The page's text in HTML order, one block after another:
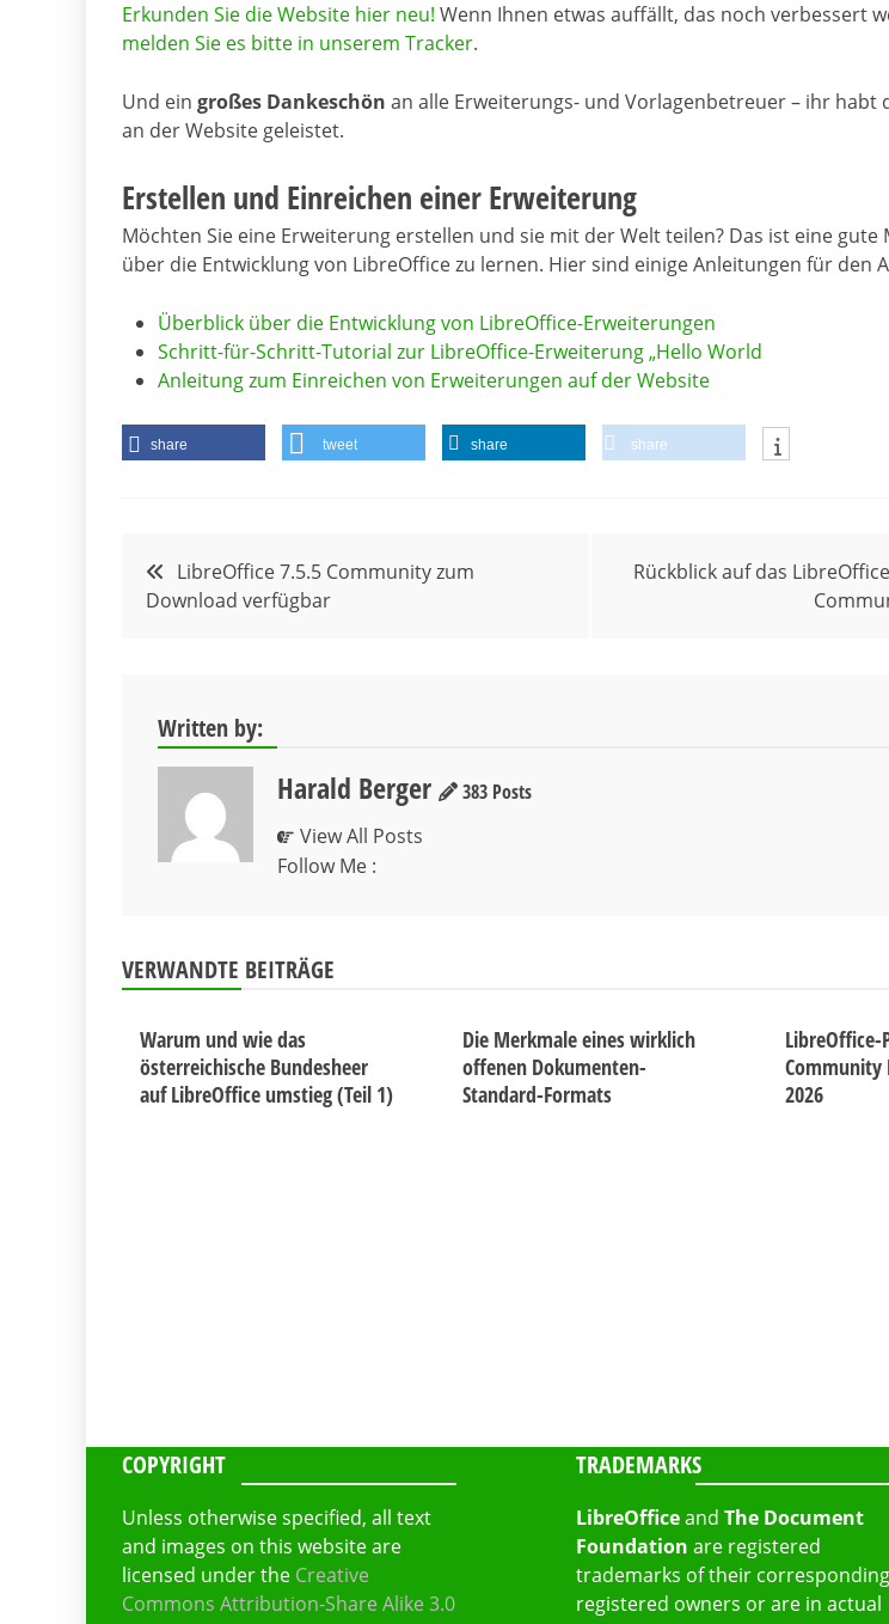
Erkunden Sie die Website hier neu! Wenn Ihnen etwas auffällt, das noch verbessert
melden Sie es bitte in unserem Tracker.
Und ein großes Dankeschön an alle Erweiterungs- und Vorlagenbetreuer – ihr habt
an der Website geleistet.
Erstellen und Einreichen einer Erweiterung
Möchten Sie eine Erweiterung erstellen und sie mit der Welt teilen? Das ist eine gute
über die Entwicklung von LibreOffice zu lernen. Hier sind einige Anleitungen für den
Überblick über die Entwicklung von LibreOffice-Erweiterungen
Schritt-für-Schritt-Tutorial zur LibreOffice-Erweiterung „Hello World
Anleitung zum Einreichen von Erweiterungen auf der Website
share tweet share share
Beitragsnavigation
LibreOffice 7.5.5 Community zum
Download verfügbar
Rückblick auf das
Written by:
Harald Berger
383 Posts
View All Posts
Follow Me :
VERWANDTE BEITRÄGE
Warum und wie das
österreichische Bundesheer
auf LibreOffice umstieg (Teil 1)
Die Merkmale eines wirklich
offenen Dokumenten-
Standard-Formats
Community
2026
COPYRIGHT
Unless otherwise specified, all text
and images on this website are
licensed under the Creative
Commons Attribution-Share Alike 3.0
TRADEMARKS
LibreOfficeand The Document
Foundation are registered
trademarks of their corresponding
registered owners or are in actual